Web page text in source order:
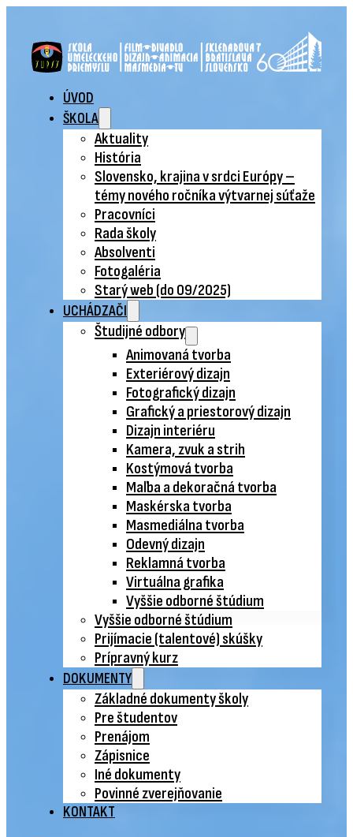
ÚVOD
ŠKOLA
Aktuality
História
Slovensko, krajina v srdci Európy –
témy nového ročníka výtvarnej súťaže
Pracovníci
Rada školy
Absolventi
Fotogaléria
Starý web (do 09/2025)
UCHÁDZAČI
Študijné odbory
Animovaná tvorba
Exteriérový dizajn
Fotografický dizajn
Grafický a priestorový dizajn
Dizajn interiéru
Kamera, zvuk a strih
Kostýmová tvorba
Maľba a dekoračná tvorba
Maskérska tvorba
Masmediálna tvorba
Odevný dizajn
Reklamná tvorba
Virtuálna grafika
Vyššie odborné štúdium
Vyššie odborné štúdium
Prijímacie (talentové) skúšky
Prípravný kurz
DOKUMENTY
Základné dokumenty školy
Pre študentov
Prenájom
Zápisnice
Iné dokumenty
Povinné zverejňovanie
KONTAKT